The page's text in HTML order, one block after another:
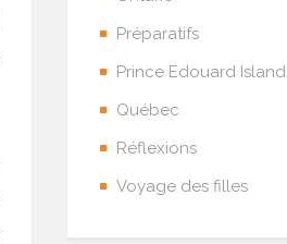
Préparatifs
Prince Edouard Island
Québec
Réflexions
Voyage des filles